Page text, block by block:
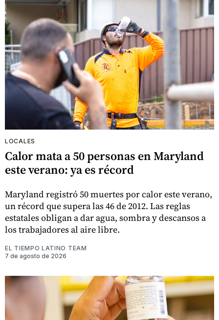
LOCALES
Calor mata a 50 personas en Maryland
este verano: ya es récord
Maryland registró 50 muertes por calor este verano,
un récord que supera las 46 de 2012. Las reglas
estatales obligan a dar agua, sombra y descansos a
los trabajadores al aire libre.
EL TIEMPO LATINO TEAM
7 de agosto de 2026